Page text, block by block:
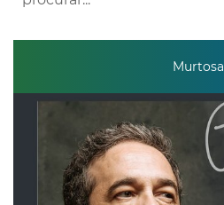
Murtosa